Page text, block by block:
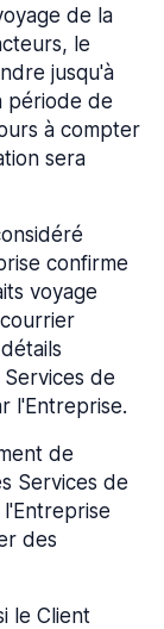
de la
le
jusqu'à
période de
à compter
sera
confirme
voyage
de
l'Entreprise.
de
Services de
des
le Client